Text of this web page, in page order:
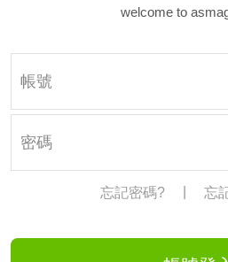
welcome to
忘記密碼? 忘